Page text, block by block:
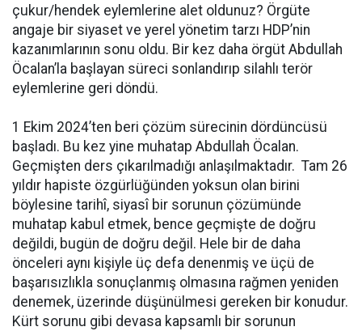
çukur/hendek eylemlerine alet oldunuz? Örgüte
angaje bir siyaset ve yerel yönetim tarzı HDP’nin
kazanımlarının sonu oldu. Bir kez daha örgüt Abdullah
Öcalan’la başlayan süreci sonlandırıp silahlı terör
eylemlerine geri döndü.
1 Ekim 2024’ten beri çözüm sürecinin dördüncüsü
başladı. Bu kez yine muhatap Abdullah Öcalan.
Geçmişten ders çıkarılmadığı anlaşılmaktadır. Tam 26
yıldır hapiste özgürlüğünden yoksun olan birini
böylesine tarihî, siyasî bir sorunun çözümünde
muhatap kabul etmek, bence geçmişte de doğru
değildi, bugün de doğru değil. Hele bir de daha
önceleri aynı kişiyle üç defa denenmiş ve üçü de
başarısızlıkla sonuçlanmış olmasına rağmen yeniden
denemek, üzerinde düşünülmesi gereken bir konudur.
Kürt sorunu gibi devasa kapsamlı bir sorunun